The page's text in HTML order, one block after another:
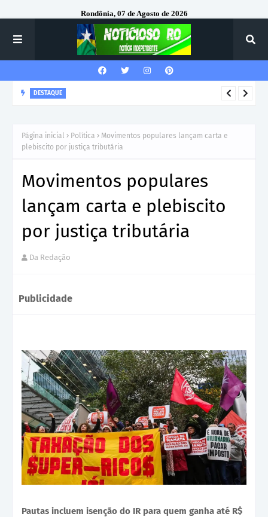
Rondônia, 07 de Agosto de 2026
DESTAQUE
Página inicial Política
Movimentos populares lançam carta e
plebiscito por justiça tributária
Movimentos populares
lançam carta e plebiscito
por justiça tributária
Da Redação
Publicidade
Pautas incluem isenção do IR para quem ganha até R$